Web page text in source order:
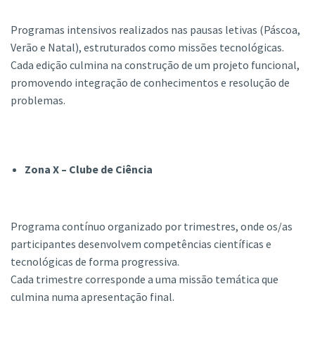
Programas intensivos realizados nas pausas letivas (Páscoa,
Verão e Natal), estruturados como missões tecnológicas.
Cada edição culmina na construção de um projeto funcional,
promovendo integração de conhecimentos e resolução de
problemas.
Zona X – Clube de Ciência
Programa contínuo organizado por trimestres, onde os/as
participantes desenvolvem competências científicas e
tecnológicas de forma progressiva.
Cada trimestre corresponde a uma missão temática que
culmina numa apresentação final.